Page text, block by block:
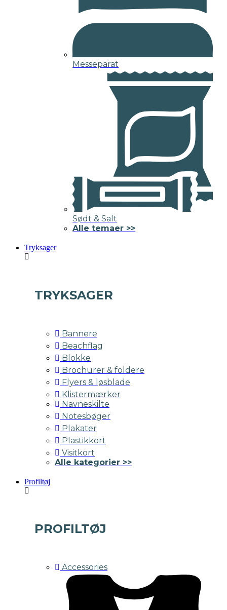
Messeparat
Sødt & Salt
Alle temaer >>
Tryksager
TRYKSAGER
Bannere
Beachflag
Blokke
Brochurer & foldere
Flyers & løsblade
Klistermærker
Navneskilte
Notesbøger
Plakater
Plastikkort
Visitkort
Alle kategorier >>
Profiltøj
PROFILTØJ
Accessories